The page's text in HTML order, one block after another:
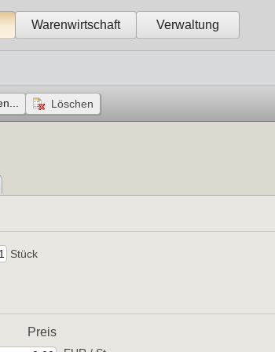
Warenwirtschaft Verwaltung
Stück
Preis